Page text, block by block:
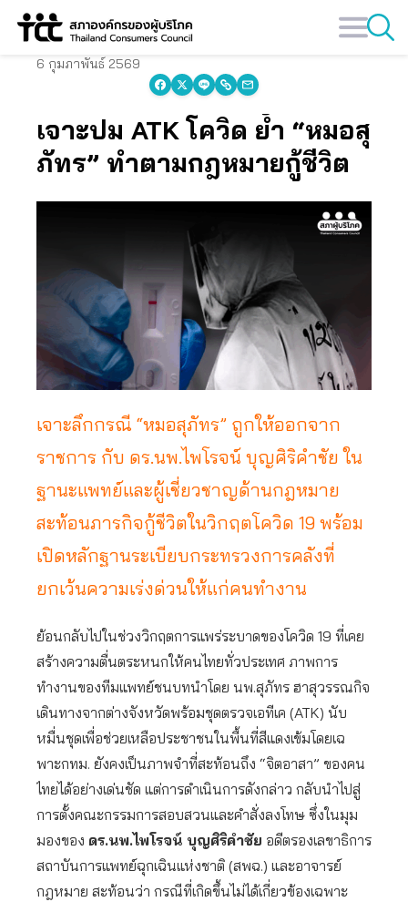
Skip
6 กุมภาพันธ์ 2569
เจาะปม ATK โควิด ย้ำ “หมอสุ
ภัทร” ทำตามกฎหมายกู้ชีวิต
เจาะลึกกรณี “หมอสุภัทร” ถูกให้ออกจาก
ราชการ กับ ดร.นพ.ไพโรจน์ บุญศิริคำชัย ใน
ฐานะแพทย์และผู้เชี่ยวชาญด้านกฎหมาย
สะท้อนภารกิจกู้ชีวิตในวิกฤตโควิด 19 พร้อม
เปิดหลักฐานระเบียบกระทรวงการคลังที่
ยกเว้นความเร่งด่วนให้แก่คนทำงาน
ย้อนกลับไปในช่วงวิกฤตการแพร่ระบาดของโควิด 19 ที่เคย
สร้างความตื่นตระหนกให้คนไทยทั่วประเทศ ภาพการ
ทำงานของทีมแพทย์ชนบทนำโดย นพ.สุภัทร ฮาสุวรรณกิจ
เดินทางจากต่างจังหวัดพร้อมชุดตรวจเอทีเค (ATK) นับ
หมื่นชุดเพื่อช่วยเหลือประชาชนในพื้นที่สีแดงเข้มโดยเฉ
พาะกทม. ยังคงเป็นภาพจำที่สะท้อนถึง “จิตอาสา” ของคน
ไทยได้อย่างเด่นชัด แต่การดำเนินการดังกล่าว กลับนำไปสู่
การตั้งคณะกรรมการสอบสวนและคำสั่งลงโทษ ซึ่งในมุม
มองของ ดร.นพ.ไพโรจน์ บุญศิริคำชัย อดีตรองเลขาธิการ
สถาบันการแพทย์ฉุกเฉินแห่งชาติ (สพฉ.) และอาจารย์
กฎหมาย สะท้อนว่า กรณีที่เกิดขึ้นไม่ได้เกี่ยวข้องเฉพาะ